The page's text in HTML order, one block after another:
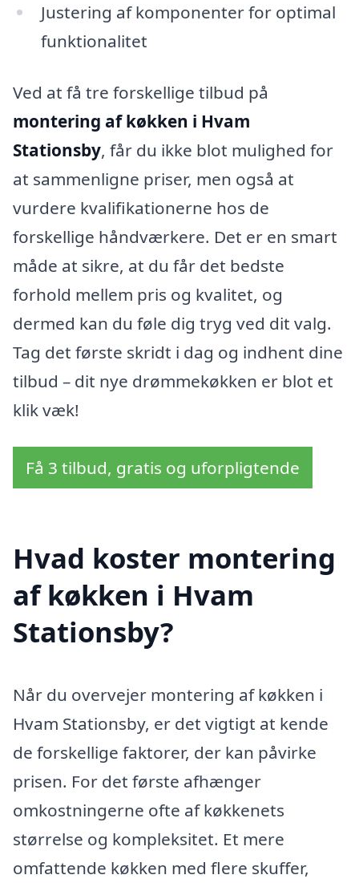
Justering af komponenter for optimal
funktionalitet
Ved at få tre forskellige tilbud på
montering af køkken i Hvam
Stationsby, får du ikke blot mulighed for
at sammenligne priser, men også at
vurdere kvalifikationerne hos de
forskellige håndværkere. Det er en smart
måde at sikre, at du får det bedste
forhold mellem pris og kvalitet, og
dermed kan du føle dig tryg ved dit valg.
Tag det første skridt i dag og indhent dine
tilbud – dit nye drømmekøkken er blot et
klik væk!
Få 3 tilbud, gratis og uforpligtende
Hvad koster montering
af køkken i Hvam
Stationsby?
Når du overvejer montering af køkken i
Hvam Stationsby, er det vigtigt at kende
de forskellige faktorer, der kan påvirke
prisen. For det første afhænger
omkostningerne ofte af køkkenets
størrelse og kompleksitet. Et mere
omfattende køkken med flere skuffer,